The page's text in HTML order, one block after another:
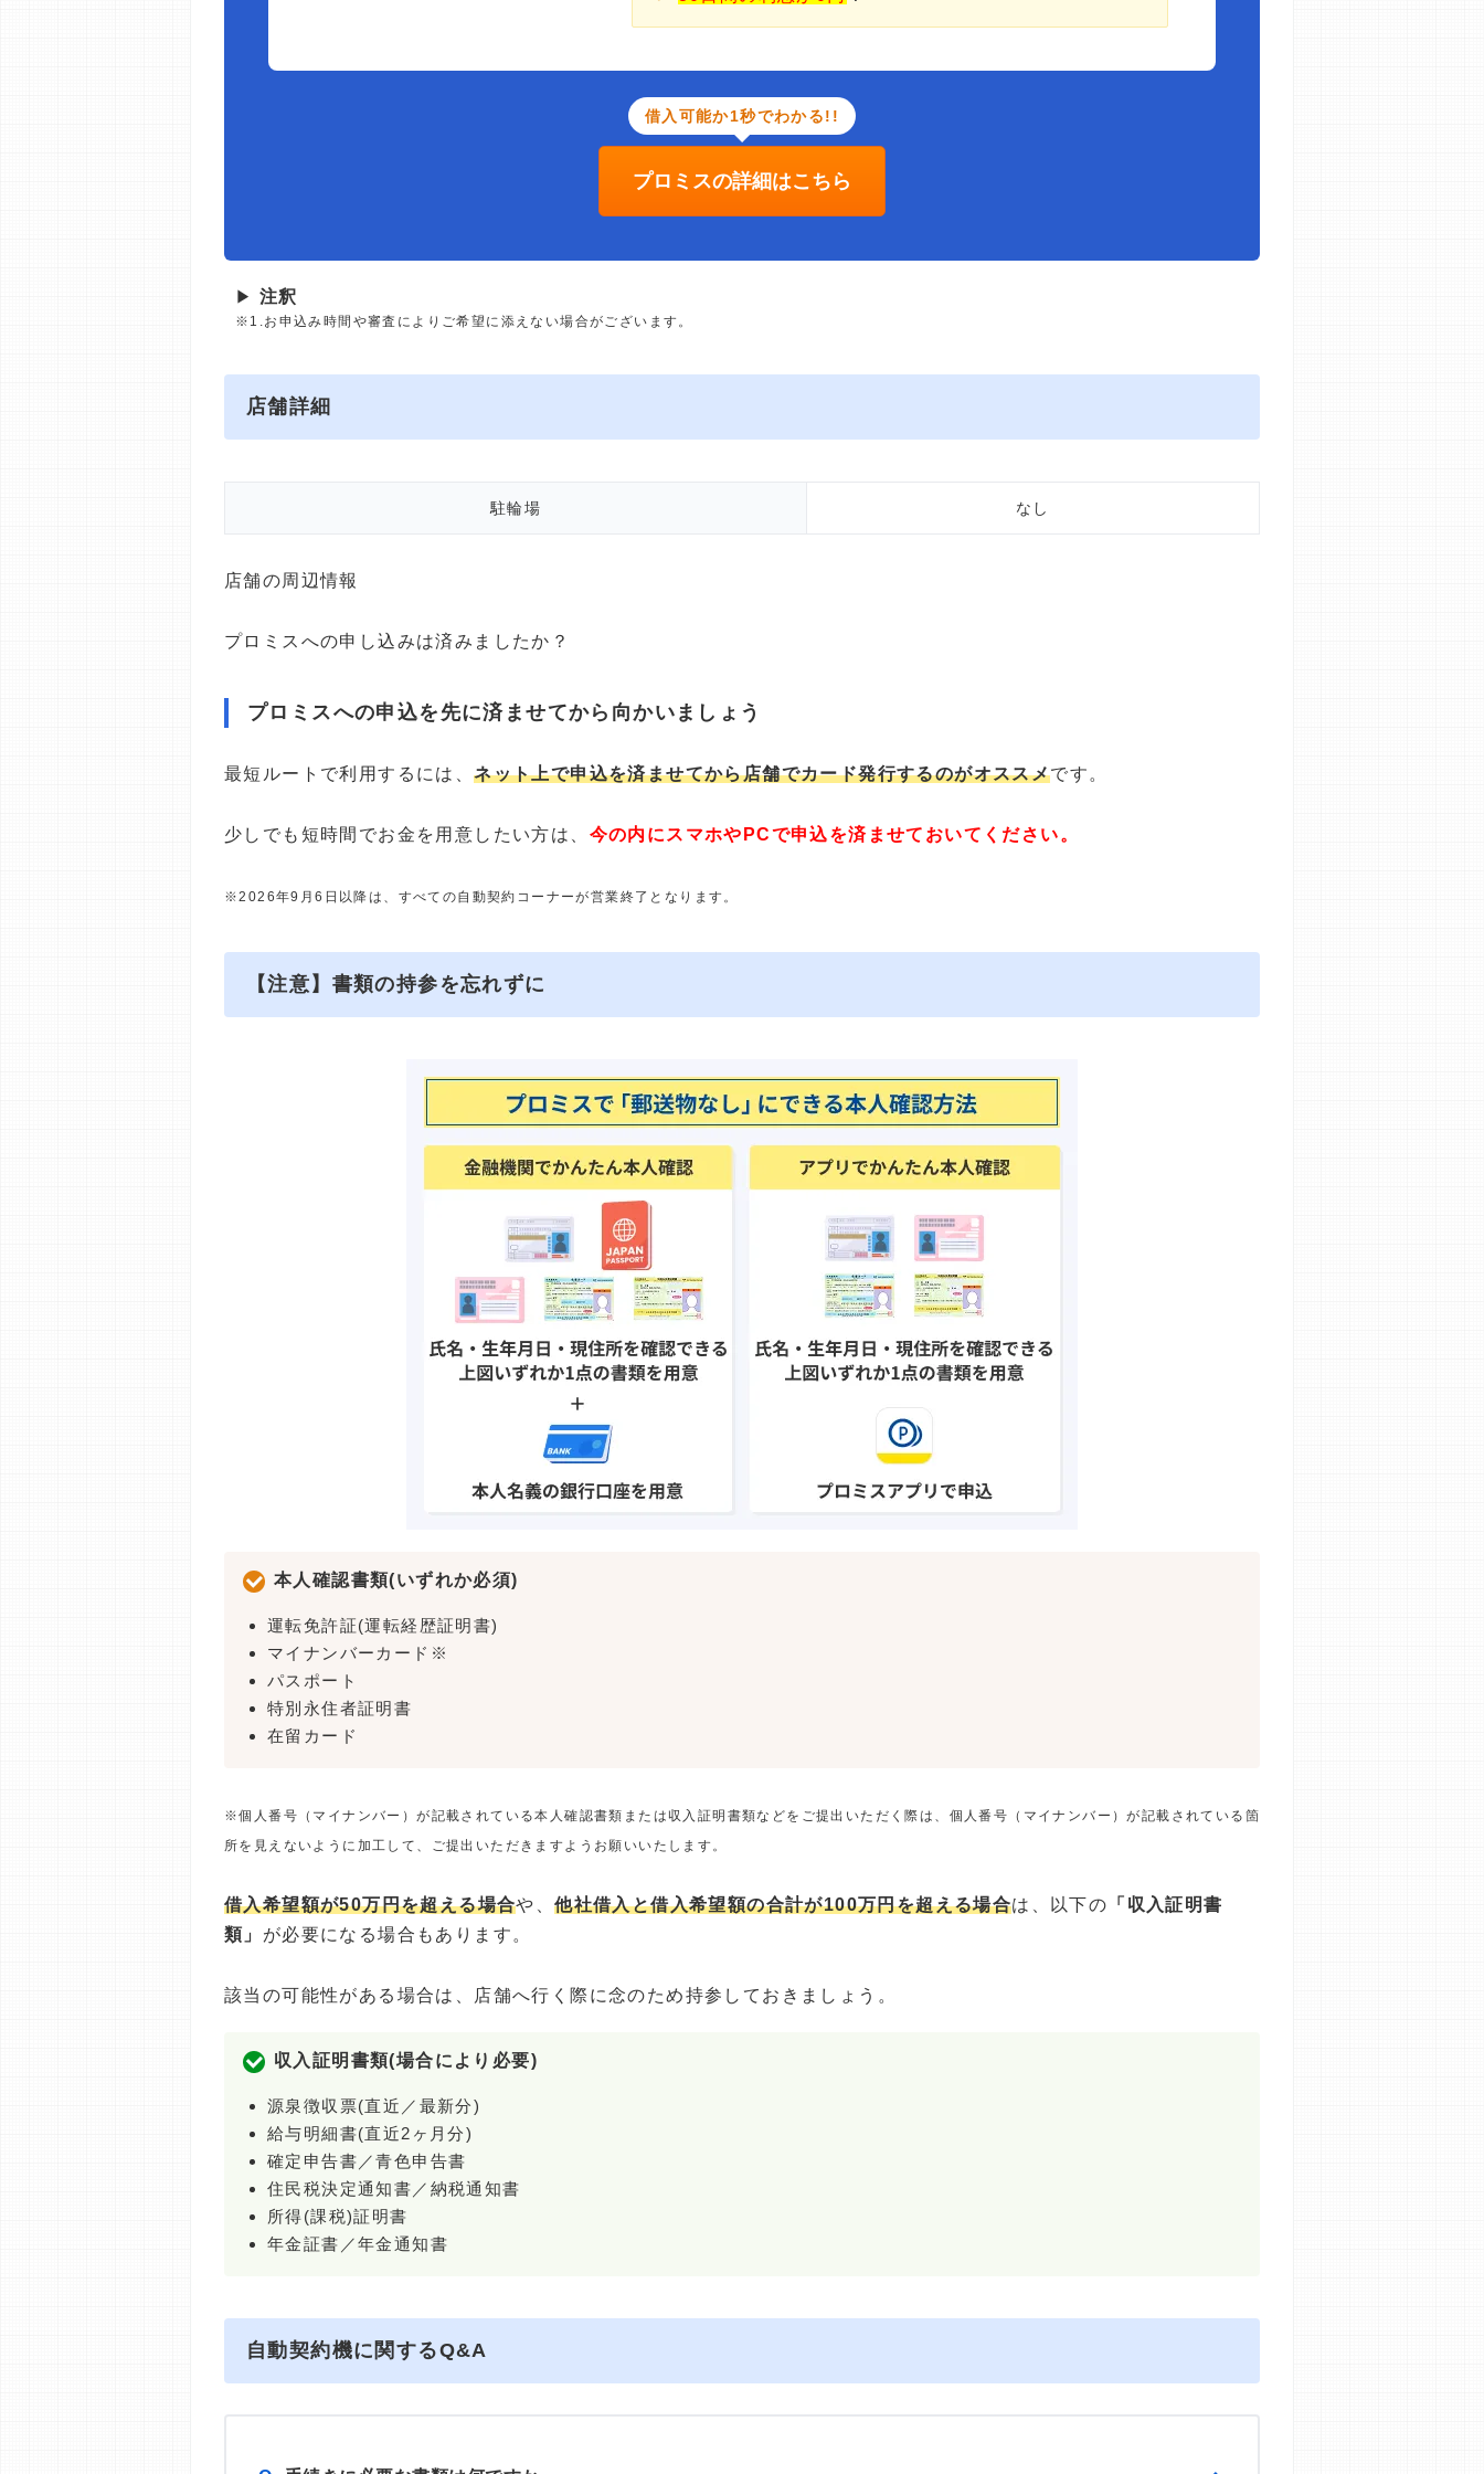
借入可能か1秒でわかる!!
プロミスの詳細はこちら
▶ 注釈
※1.お申込み時間や審査によりご希望に添えない場合がございます。
店舗詳細
駐輪場 なし
店舗の周辺情報
プロミスへの申し込みは済みましたか？
プロミスへの申込を先に済ませてから向かいましょう
最短ルートで利用するには、ネット上で申込を済ませてから店舗でカード発行するのがオススメです。
少しでも短時間でお金を用意したい方は、 今の内にスマホやPCで申込を済ませておいてください。
※2026年9月6日以降は、すべての自動契約コーナーが営業終了となります。
【注意】書類の持参を忘れずに
本人確認書類(いずれか必須)
運転免許証(運転経歴証明書)
マイナンバーカード※
パスポート
特別永住者証明書
在留カード
※個人番号（マイナンバー）が記載されている本人確認書類または収入証明書類などをご提出いただく際は、個人番号（マイナンバー）が記載されている箇
所を見えないように加工して、ご提出いただきますようお願いいたします。
借入希望額が50万円を超える場合や、他社借入と借入希望額の合計が100万円を超える場合は、以下の 「収入証明書
類」 が必要になる場合もあります。
該当の可能性がある場合は、店舗へ行く際に念のため持参しておきましょう。
収入証明書類(場合により必要)
源泉徴収票(直近／最新分)
給与明細書(直近2ヶ月分)
確定申告書／青色申告書
住民税決定通知書／納税通知書
所得(課税)証明書
年金証書／年金通知書
自動契約機に関するQ&A